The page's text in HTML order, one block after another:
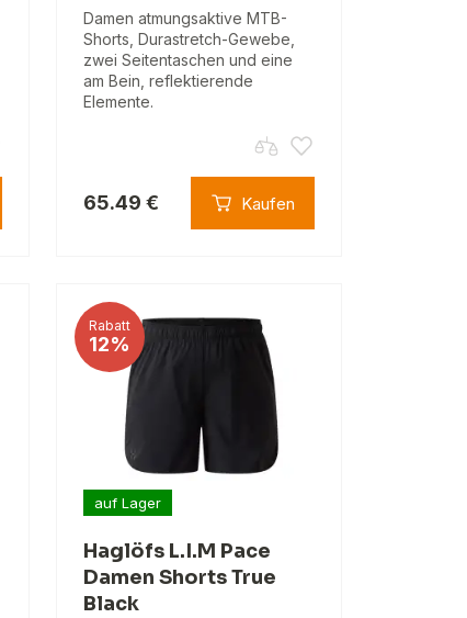
Damen atmungsaktive MTB-
Shorts, Durastretch-Gewebe,
zwei Seitentaschen und eine
am Bein, reflektierende
Elemente.
65.49 € Kaufen
Rabatt
12%
auf Lager
Haglöfs L.I.M Pace
Damen Shorts True
Black